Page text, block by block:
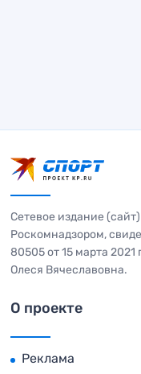
Сетевое издание
Роскомнадзором,
80505 от 15 марта
Олеся Вячеславовна.
О проекте
Реклама